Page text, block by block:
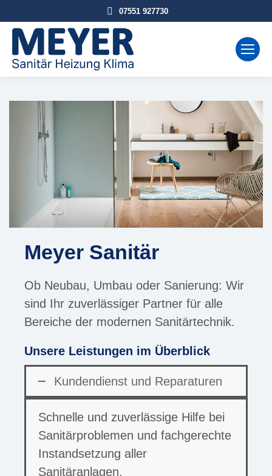
07551 927730
Meyer Sanitär
Ob Neubau, Umbau oder Sanierung: Wir
sind Ihr zuverlässiger Partner für alle
Bereiche der modernen Sanitärtechnik.
Unsere Leistungen im Überblick
Kundendienst und Reparaturen
Schnelle und zuverlässige Hilfe bei
Sanitärproblemen und fachgerechte
Instandsetzung aller
Sanitäranlagen.